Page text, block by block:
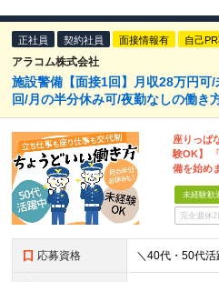
正社員 契約社員 面接情報有 自己
アラコム株式会社
施設警備【面接1回】月収28万円可
回/月の半分休み可/夜勤なしの働き
座りっぱ
験OK】
備を始め
未経験歓
完全週休2
応募資格